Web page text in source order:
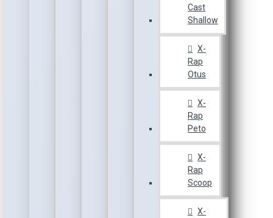
Cast
Shallow
X-
Rap
Otus
X-
Rap
Peto
X-
Rap
Scoop
X-